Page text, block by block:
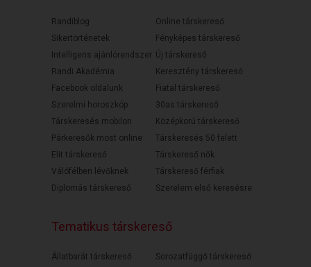
Randiblog
Sikertörténetek
Intelligens ajánlórendszer
Randi Akadémia
Facebook oldalunk
Szerelmi horoszkóp
Társkeresés mobilon
Párkeresők most online
Elit társkereső
Válófélben lévőknek
Diplomás társkereső
Online társkereső
Fényképes társkereső
Új társkereső
Keresztény társkereső
Fiatal társkereső
30as társkereső
Középkorú társkereső
Társkeresés 50 felett
Társkereső nők
Társkereső férfiak
Szerelem első keresésre
Tematikus társkereső
Állatbarát társkereső
Sorozatfüggő társkereső